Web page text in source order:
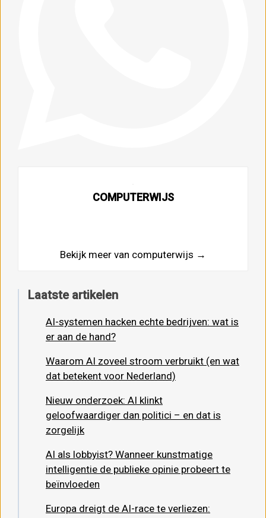
COMPUTERWIJS
Bekijk meer van computerwijs →
Laatste artikelen
AI-systemen hacken echte bedrijven: wat is
er aan de hand?
Waarom AI zoveel stroom verbruikt (en wat
dat betekent voor Nederland)
Nieuw onderzoek: AI klinkt
geloofwaardiger dan politici – en dat is
zorgelijk
AI als lobbyist? Wanneer kunstmatige
intelligentie de publieke opinie probeert te
beïnvloeden
Europa dreigt de AI-race te verliezen: